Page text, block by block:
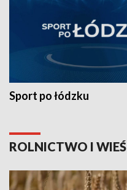
Sport po łódzku
ROLNICTWO I WIEŚ